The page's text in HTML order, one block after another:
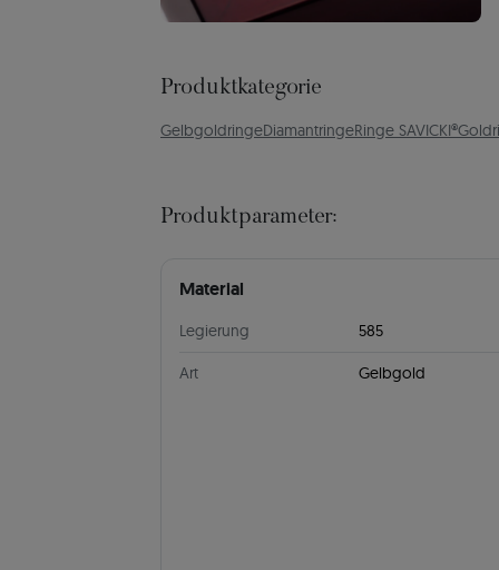
Produktkategorie
GelbgoldringeDiamantringeRinge SAVICKI®
Produktparameter:
Material
Legierung 585
Art Gelbgold